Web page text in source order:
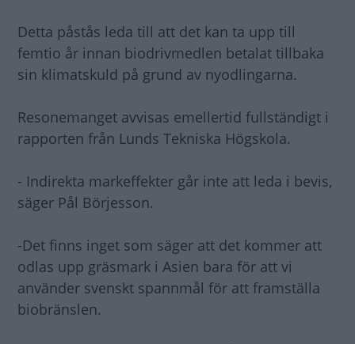
Detta påstås leda till att det kan ta upp till
femtio år innan biodrivmedlen betalat tillbaka
sin klimatskuld på grund av nyodlingarna.
Resonemanget avvisas emellertid fullständigt i
rapporten från Lunds Tekniska Högskola.
- Indirekta markeffekter går inte att leda i bevis,
säger Pål Börjesson.
-Det finns inget som säger att det kommer att
odlas upp gräsmark i Asien bara för att vi
använder svenskt spannmål för att framställa
biobränslen.